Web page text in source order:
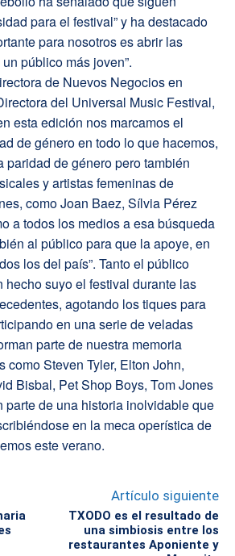
para el festival” y ha destacado
para nosotros es abrir las
público más joven”.
de Nuevos Negocios en
del Universal Music Festival,
esta edición nos marcamos el
de género en todo lo que hacemos,
paridad de género pero también
y artistas femeninas de
como Joan Baez, Sílvia Pérez
a todos los medios a esa búsqueda
al público para que la apoye, en
los del país”. Tanto el público
hecho suyo el festival durante las
agotando los tiques para
en una serie de veladas
parte de nuestra memoria
como Steven Tyler, Elton John,
Bisbal, Pet Shop Boys, Tom Jones
parte de una historia inolvidable que
en la meca operística de
este verano.
Artículo siguiente
TXODO es el resultado de
una simbiosis entre los
restaurantes Aponiente y